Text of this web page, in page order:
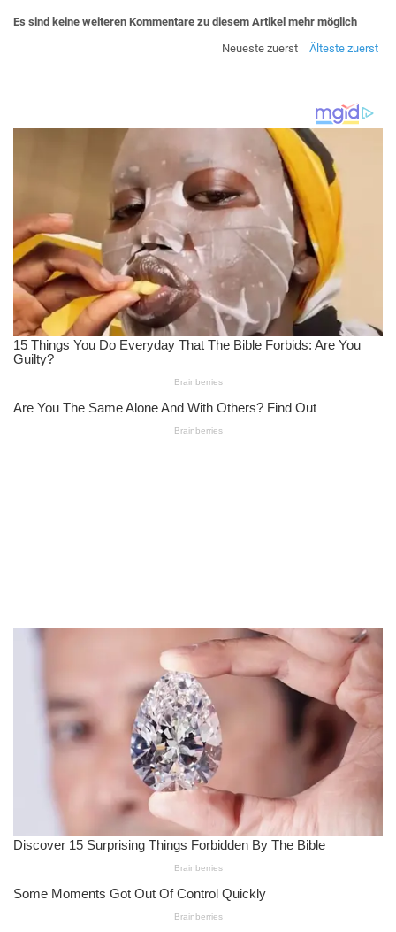
Es sind keine weiteren Kommentare zu diesem Artikel mehr möglich
Neueste zuerst
Älteste zuerst